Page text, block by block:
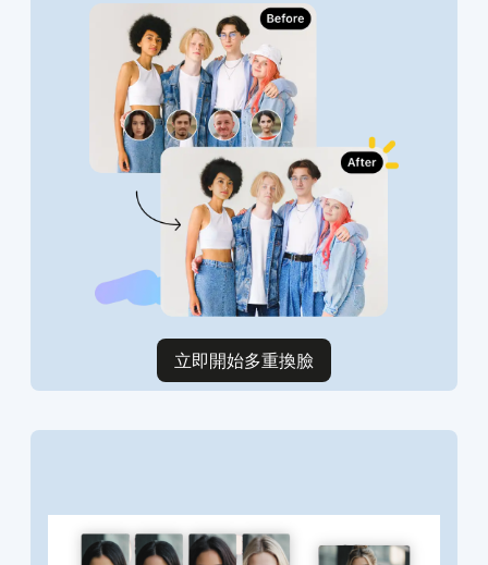
立即開始多重換臉